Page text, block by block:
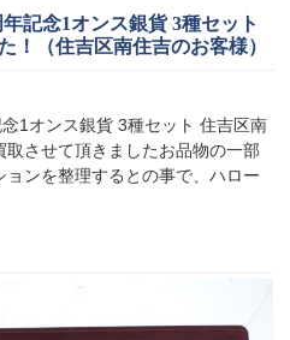
記念1オンス銀貨 3種セット
！（住吉区南住吉のお客様）
1オンス銀貨 3種セット 住吉区南
させて頂きましたお品物の一部
ンを整理するとの事で、ハロー